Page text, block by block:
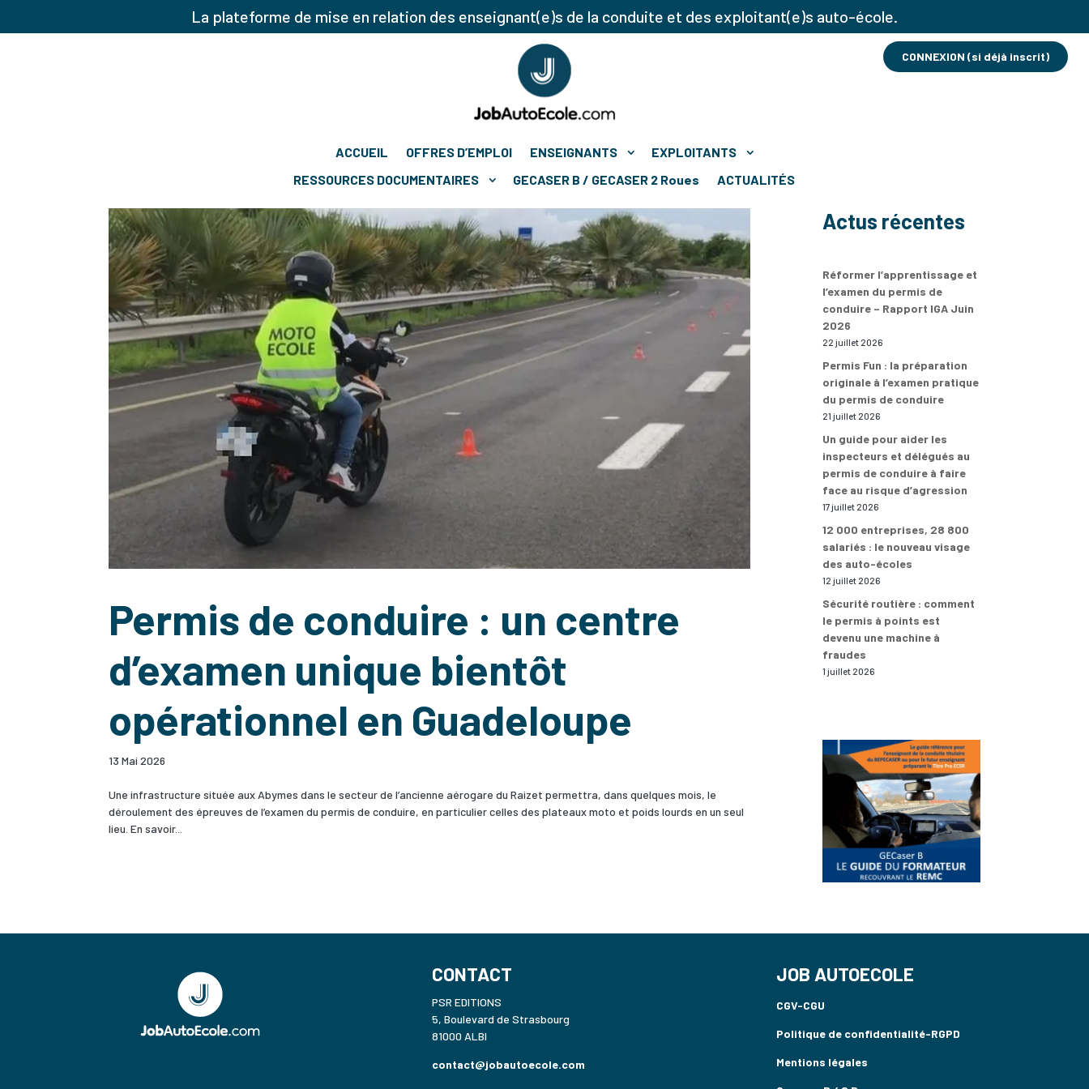
La plateforme de mise en relation des enseignant(e)s de la conduite et des exploitant(e)s auto-école.
ACCUEIL OFFRES D’EMPLOI ENSEIGNANTS
EXPLOITANTS
RESSOURCES DOCUMENTAIRES
GECASER B / GECASER 2 Roues ACTUALITÉS
CONNEXION (si déjà inscrit)
Permis de conduire : un centre
d’examen unique bientôt
opérationnel en Guadeloupe
13 Mai 2026
Une infrastructure située aux Abymes dans le secteur de l’ancienne aérogare du Raizet permettra, dans quelques mois, le
déroulement des épreuves de l’examen du permis de conduire, en particulier celles des plateaux moto et poids lourds en un seul
lieu. En savoir...
Actus récentes
Réformer l’apprentissage et
l’examen du permis de
conduire – Rapport IGA Juin
2026
22 juillet 2026
Permis Fun : la préparation
originale à l’examen pratique
du permis de conduire
21 juillet 2026
Un guide pour aider les
inspecteurs et délégués au
permis de conduire à faire
face au risque d’agression
17 juillet 2026
12 000 entreprises, 28 800
salariés : le nouveau visage
des auto-écoles
12 juillet 2026
Sécurité routière : comment
le permis à points est
devenu une machine à
fraudes
1 juillet 2026
CONTACT
PSR EDITIONS
5, Boulevard de Strasbourg
81000 ALBI
contact@jobautoecole.com
JOB AUTOECOLE
CGV-CGU
Politique de confidentialité-RGPD
Mentions légales